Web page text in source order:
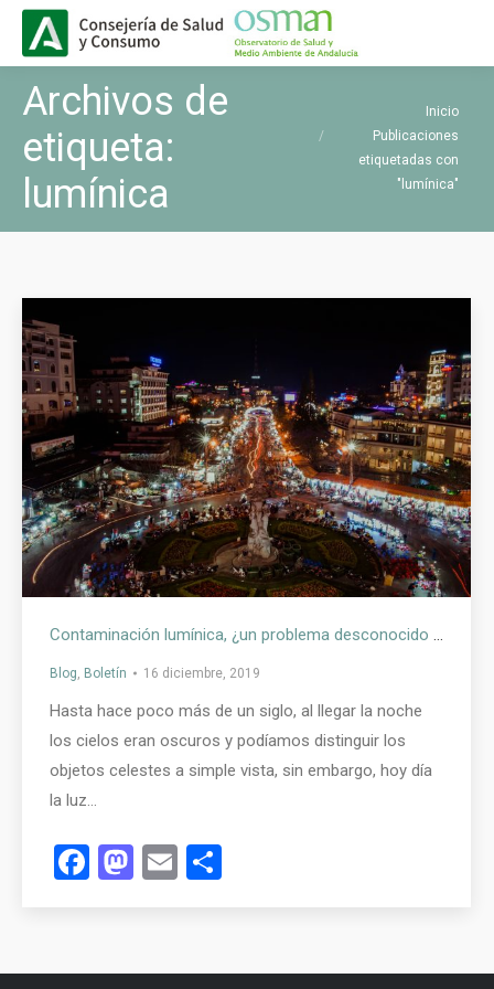
Archivos de
etiqueta:
lumínica
Inicio
Publicaciones
etiquetadas con
"lumínica"
Contaminación lumínica, ¿un problema desconocido o ignorado?
Blog, Boletín 16 diciembre, 2019
Hasta hace poco más de un siglo, al llegar la noche
los cielos eran oscuros y podíamos distinguir los
objetos celestes a simple vista, sin embargo, hoy día
la luz…
Facebook
Mastodon
Email